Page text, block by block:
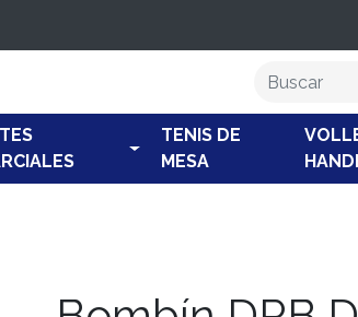
TENIS DE
MESA